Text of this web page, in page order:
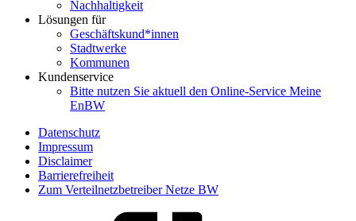
Nachhaltigkeit
Lösungen für
Geschäftskund*innen
Stadtwerke
Kommunen
Kundenservice
Bitte nutzen Sie aktuell den Online-Service Meine
EnBW
Datenschutz
Impressum
Disclaimer
Barrierefreiheit
Zum Verteilnetzbetreiber Netze BW